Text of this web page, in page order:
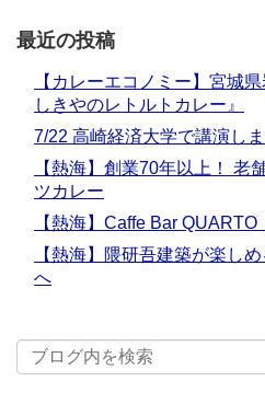
最近の投稿
【カレーエコノミー】宮城
しきやのレトルトカレー』
7/22 高崎経済大学で講演しま
【熱海】創業70年以上！ 老
ツカレー
【熱海】Caffe Bar QUARTO
【熱海】隈研吾建築が楽し
へ